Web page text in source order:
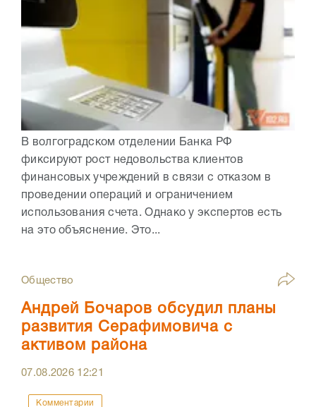
В волгоградском отделении Банка РФ
фиксируют рост недовольства клиентов
финансовых учреждений в связи с отказом в
проведении операций и ограничением
использования счета. Однако у экспертов есть
на это объяснение. Это...
Общество
Андрей Бочаров обсудил планы
развития Серафимовича с
активом района
07.08.2026 12:21
Комментарии